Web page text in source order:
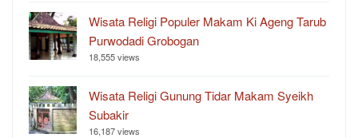
Wisata Religi Populer Makam Ki Ageng Tarub
Purwodadi Grobogan
18,555 views
Wisata Religi Gunung Tidar Makam Syeikh
Subakir
16,187 views